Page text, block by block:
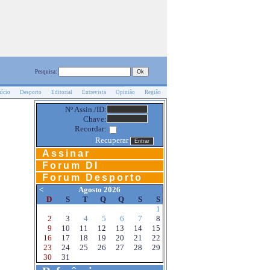
Pesquisa:
Desporto Editorial Entrevista Opinião Região
Nº Assin./ID:
Chave:
Recordar:
Recuperar
Assinar
Forum DI
Forum Desporto
<
Agosto 2026
D
S T Q Q S
S
1
2
3 4 5 6 7
8
9
10 11 12 13 14
15
16
17 18 19 20 21
22
23
24 25 26 27 28
29
30
31